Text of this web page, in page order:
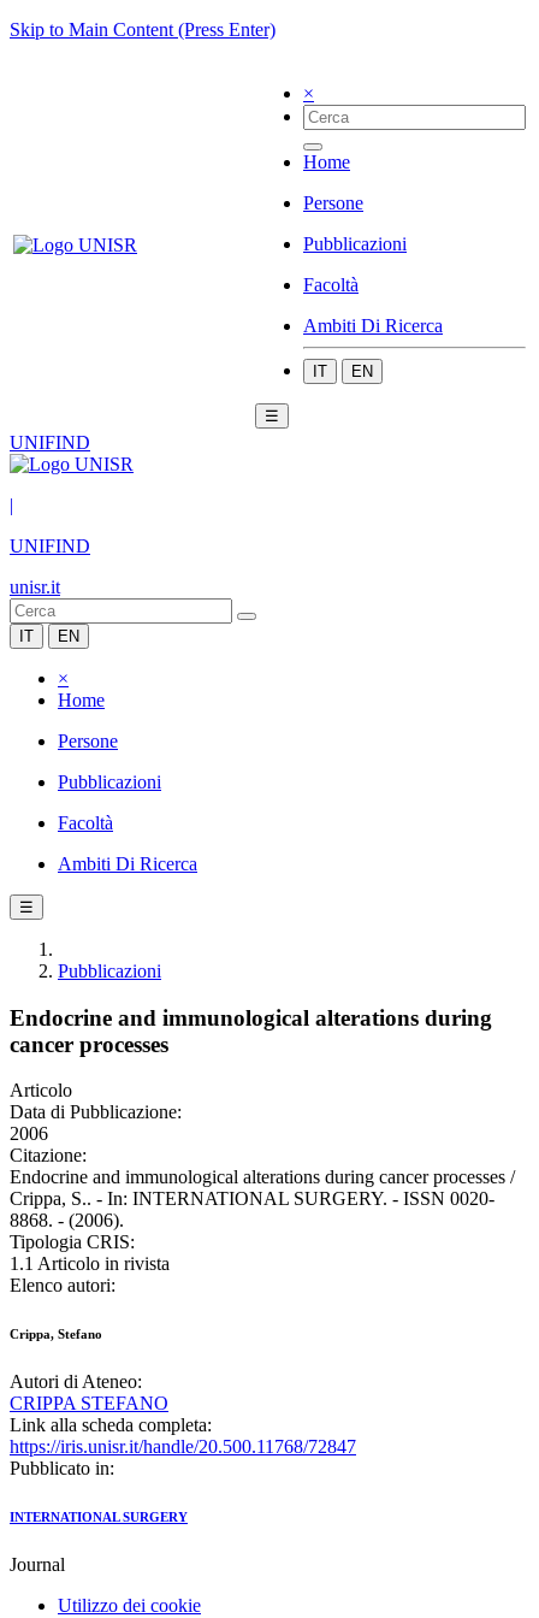
Skip to Main Content (Press Enter)
×
Home
Persone
Pubblicazioni
Facoltà
Ambiti Di Ricerca
IT EN
☰
UNIFIND
|
UNIFIND
unisr.it
IT EN
×
Home
Persone
Pubblicazioni
Facoltà
Ambiti Di Ricerca
☰
Pubblicazioni
Endocrine and immunological alterations during
cancer processes
Articolo
Data di Pubblicazione:
2006
Citazione:
Endocrine and immunological alterations during cancer processes /
Crippa, S.. - In: INTERNATIONAL SURGERY. - ISSN 0020-
8868. - (2006).
Tipologia CRIS:
1.1 Articolo in rivista
Elenco autori:
Crippa, Stefano
Autori di Ateneo:
CRIPPA STEFANO
Link alla scheda completa:
https://iris.unisr.it/handle/20.500.11768/72847
Pubblicato in:
INTERNATIONAL SURGERY
Journal
Utilizzo dei cookie